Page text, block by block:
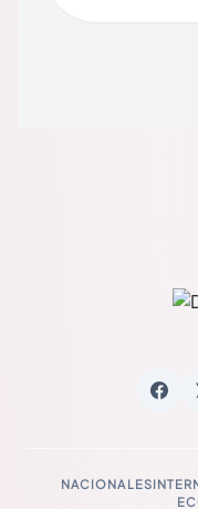
NACIONALES